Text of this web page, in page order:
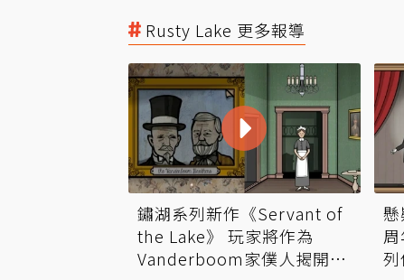
Rusty Lake 更多報導
鏽湖系列新作《Servant of
the Lake》 玩家將作為
Vanderboom家僕人揭開祕